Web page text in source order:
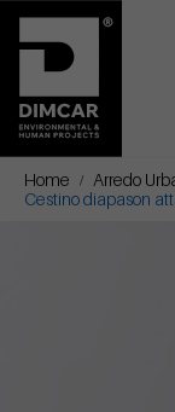
Home Arredo
Cestino diapason